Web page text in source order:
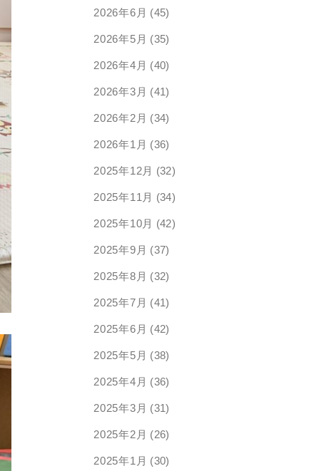
2026年6月 (45)
2026年5月 (35)
2026年4月 (40)
2026年3月 (41)
2026年2月 (34)
2026年1月 (36)
2025年12月 (32)
2025年11月 (34)
2025年10月 (42)
2025年9月 (37)
2025年8月 (32)
2025年7月 (41)
2025年6月 (42)
2025年5月 (38)
2025年4月 (36)
2025年3月 (31)
2025年2月 (26)
2025年1月 (30)